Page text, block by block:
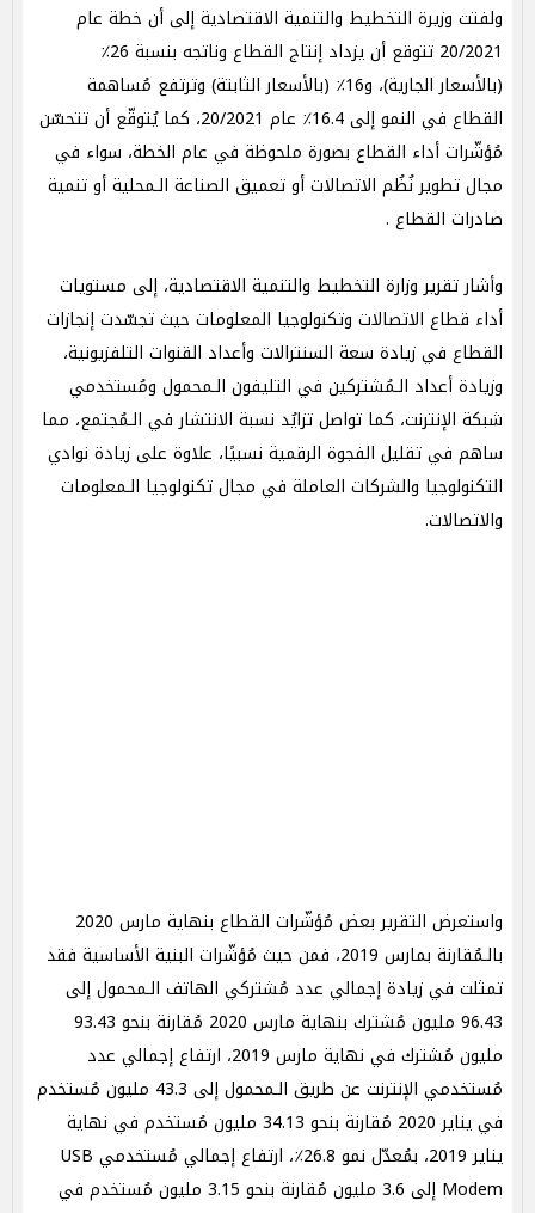
ولفتت وزيرة التخطيط والتنمية الاقتصادية إلى أن خطة عام
20/2021 تتوقع أن يزداد إنتاج القطاع وناتجه بنسبة 26٪
(بالأسعار الجارية)، و16٪ (بالأسعار الثابتة) وترتفع مُساهمة
القطاع في النمو إلى 16.4٪ عام 20/2021، كما يُتوقّع أن تتحسّن
مُؤشّرات أداء القطاع بصورة ملحوظة في عام الخطة، سواء في
مجال تطوير نُظُم الاتصالات أو تعميق الصناعة الـمحلية أو تنمية
صادرات القطاع .
وأشار تقرير وزارة التخطيط والتنمية الاقتصادية، إلى مستويات
أداء قطاع الاتصالات وتكنولوجيا المعلومات حيث تجسّدت إنجازات
القطاع في زيادة سعة السنترالات وأعداد القنوات التلفزيونية،
وزيادة أعداد الـمُشتركين في التليفون الـمحمول ومُستخدمي
شبكة الإنترنت، كما تواصل تزايُد نسبة الانتشار في الـمُجتمع، مما
ساهم في تقليل الفجوة الرقمية نسبيًا، علاوة على زيادة نوادي
التكنولوجيا والشركات العاملة في مجال تكنولوجيا الـمعلومات
والاتصالات.
واستعرض التقرير بعض مُؤشّرات القطاع بنهاية مارس 2020
بالـمُقارنة بمارس 2019، فمن حيث مُؤشّرات البنية الأساسية فقد
تمثلت في زيادة إجمالي عدد مُشتركي الهاتف الـمحمول إلى
96.43 مليون مُشترك بنهاية مارس 2020 مُقارنة بنحو 93.43
مليون مُشترك في نهاية مارس 2019، ارتفاع إجمالي عدد
مُستخدمي الإنترنت عن طريق الـمحمول إلى 43.3 مليون مُستخدم
في يناير 2020 مُقارنة بنحو 34.13 مليون مُستخدم في نهاية
يناير 2019، بمُعدّل نمو 26.8٪، ارتفاع إجمالي مُستخدمي USB
Modem إلى 3.6 مليون مُقارنة بنحو 3.15 مليون مُستخدم في